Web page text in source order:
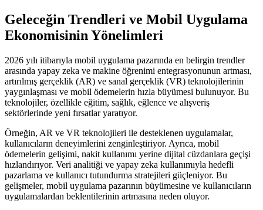
Geleceğin Trendleri ve Mobil Uygulama
Ekonomisinin Yönelimleri
2026 yılı itibarıyla mobil uygulama pazarında en belirgin trendler
arasında yapay zeka ve makine öğrenimi entegrasyonunun artması,
artırılmış gerçeklik (AR) ve sanal gerçeklik (VR) teknolojilerinin
yaygınlaşması ve mobil ödemelerin hızla büyümesi bulunuyor. Bu
teknolojiler, özellikle eğitim, sağlık, eğlence ve alışveriş
sektörlerinde yeni fırsatlar yaratıyor.
Örneğin, AR ve VR teknolojileri ile desteklenen uygulamalar,
kullanıcıların deneyimlerini zenginleştiriyor. Ayrıca, mobil
ödemelerin gelişimi, nakit kullanımı yerine dijital cüzdanlara geçişi
hızlandırıyor. Veri analitiği ve yapay zeka kullanımıyla hedefli
pazarlama ve kullanıcı tutundurma stratejileri güçleniyor. Bu
gelişmeler, mobil uygulama pazarının büyümesine ve kullanıcıların
uygulamalardan beklentilerinin artmasına neden oluyor.